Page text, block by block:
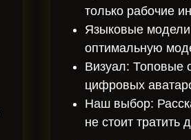
только рабочие
Языковые
оптимальную
Визуал: Топовые
цифровых
Наш выбор:
не стоит тратить